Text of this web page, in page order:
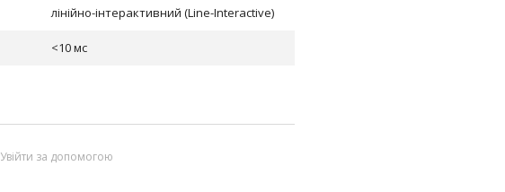
лінійно-інтерактивний (Line-Interactive)
<10 мс
Увійти за допомогою